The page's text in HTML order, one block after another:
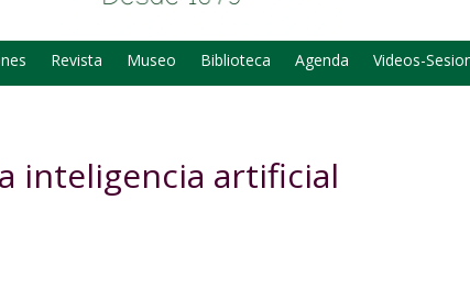
Revista Museo Biblioteca Agenda Videos-
inteligencia artificial